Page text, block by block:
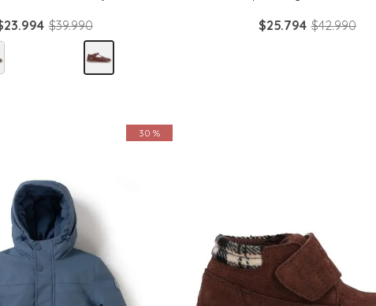
23.994 $39.990 $25.794 $42.990
30 %